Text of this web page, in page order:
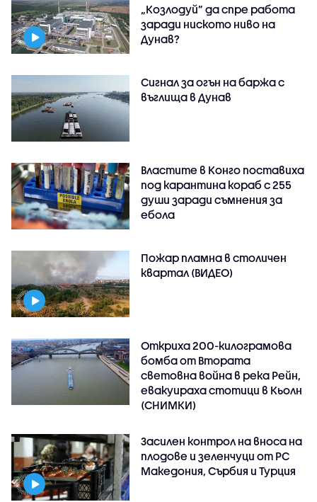
„Козлодуй” да спре работа
заради ниското ниво на
Дунав?
Сигнал за огън на баржа с
въглища в Дунав
Властите в Конго поставиха
под карантина кораб с 255
души заради съмнения за
ебола
Пожар пламна в столичен
квартал (ВИДЕО)
Откриха 200-килограмова
бомба от Втората
световна война в река Рейн,
евакуираха стотици в Кьолн
(СНИМКИ)
Засилен контрол на вноса на
плодове и зеленчуци от РС
Македония, Сърбия и Турция